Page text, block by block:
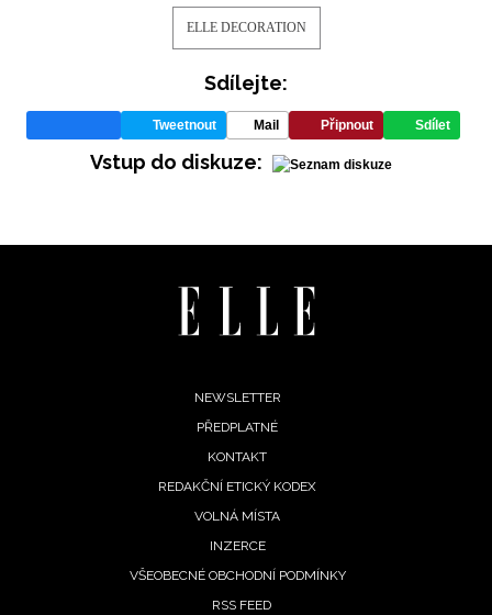
ELLE DECORATION
Sdílejte:
Tweetnout Mail Připnout Sdílet
Vstup do diskuze:
NEWSLETTER
PŘEDPLATNÉ
KONTAKT
REDAKČNÍ ETICKÝ KODEX
VOLNÁ MÍSTA
INZERCE
VŠEOBECNÉ OBCHODNÍ PODMÍNKY
RSS FEED